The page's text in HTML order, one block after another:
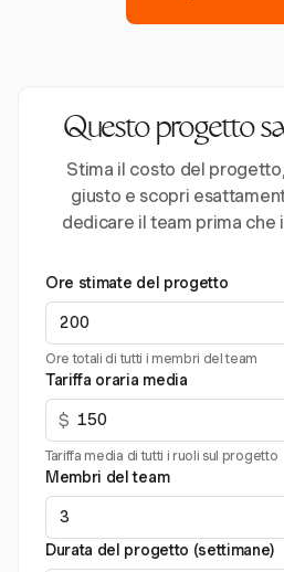
Questo progetto
Stima il costo del
giusto e scopri
dedicare il team prima che
Ore stimate del progetto
Ore totali di tutti i membri del team
Tariffa oraria media
$
Tariffa media di tutti i ruoli sul progetto
Membri del team
Durata del progetto (settimane)